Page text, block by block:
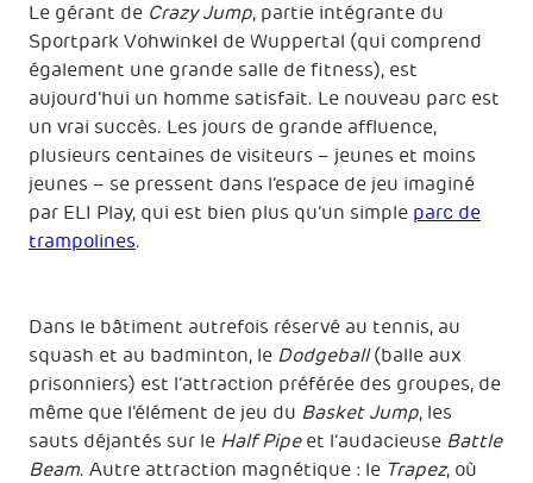
Le gérant de Crazy Jump, partie intégrante du
Sportpark Vohwinkel de Wuppertal (qui comprend
également une grande salle de fitness), est
aujourd’hui un homme satisfait. Le nouveau parc est
un vrai succès. Les jours de grande affluence,
plusieurs centaines de visiteurs – jeunes et moins
jeunes – se pressent dans l’espace de jeu imaginé
par ELI Play, qui est bien plus qu’un simple parc de
trampolines.
Dans le bâtiment autrefois réservé au tennis, au
squash et au badminton, le Dodgeball(balle aux
prisonniers) est l’attraction préférée des groupes, de
même que l’élément de jeu du Basket Jump, les
sauts déjantés sur le Half Pipeet l’audacieuse Battle
Beam. Autre attraction magnétique : le Trapez, où